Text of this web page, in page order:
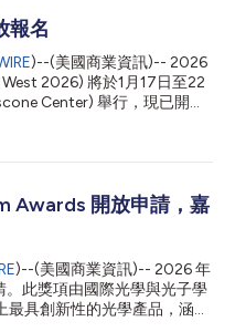
懈支持光學與光子學社群、
。」SPIE會士委員會主席、
of Denmark) 的Peter E.
委員會以無限歡欣之情歡迎
如下： Antoni...
報名
)--(美國商業資訊)-- 2026
2026) 將於1月17日至22
Center) 舉行，現已開放
究成果、思想領導力，並展開
司，再次向與會者呈現最佳光
西部光電展涵蓋六大應用領
和發現。BiOS介紹生物光
影像方面的新研究；LASE聚
蓋光電子、光子材料和光學
主打量子2.0技術，涵蓋從量
及量子生物學的各種技術。
Awards 開放申請，嘉
)--(美國商業資訊)-- 2026 年
。此獎項由國際光學與光子學
最具創新性的光學產品，涵蓋